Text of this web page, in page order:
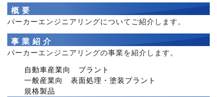
概要
パーカーエンジニアリングについてご紹介します。
事業紹介
パーカーエンジニアリングの事業を紹介します。
自動車産業向 プラント
一般産業向 表面処理・塗装プラント
規格製品